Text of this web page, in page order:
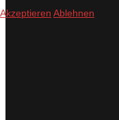
Akzeptieren Ablehnen